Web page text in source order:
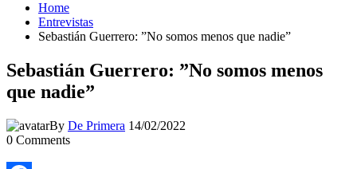
Home
Entrevistas
Sebastián Guerrero: ”No somos menos que nadie”
Sebastián Guerrero: ”No somos menos
que nadie”
By De Primera 14/02/2022
0 Comments